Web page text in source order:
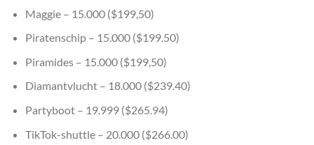
Maggie – 15.000 ($199,50)
Piratenschip – 15.000 ($199.50)
Piramides – 15.000 ($199,50)
Diamantvlucht – 18.000 ($239.40)
Partyboot – 19.999 ($265.94)
TikTok-shuttle – 20.000 ($266.00)